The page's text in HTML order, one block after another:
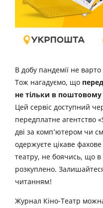
В добу пандемії не
Тож нагадуємо, що
не тільки в поштовому
Цей сервіс доступний
передплатне агентство
дві за комп’ютером чи
одержуєте цікаве
театру, не боячись, що
розкуплено.
читанням!
Журнал Кіно-Театр